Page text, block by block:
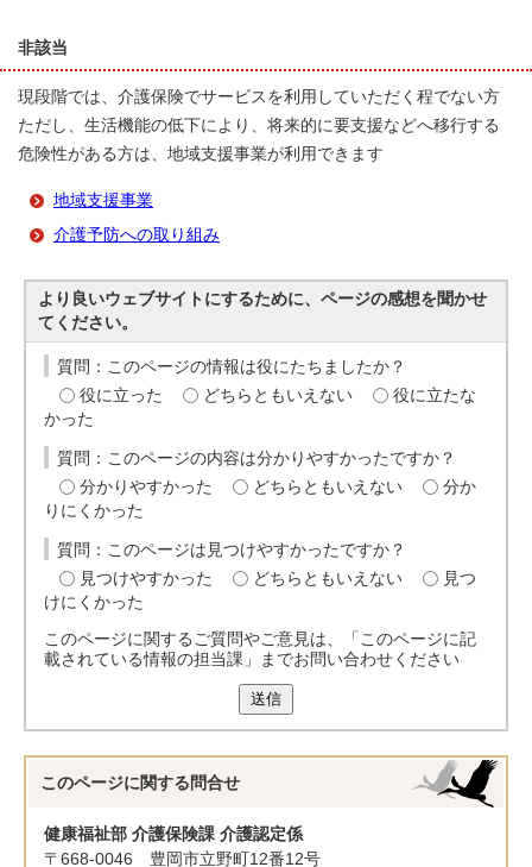
非該当
現段階では、介護保険でサービスを利用していただく程でない方
ただし、生活機能の低下により、将来的に要支援などへ移行する
危険性がある方は、地域支援事業が利用できます
地域支援事業
介護予防への取り組み
より良いウェブサイトにするために、ページの感想を聞かせ
てください。
質問：このページの情報は役にたちましたか？
役に立った
どちらともいえない
役に立たな
かった
質問：このページの内容は分かりやすかったですか？
分かりやすかった
どちらともいえない
分か
りにくかった
質問：このページは見つけやすかったですか？
見つけやすかった
どちらともいえない
見つ
けにくかった
このページに関するご質問やご意見は、「このページに記
載されている情報の担当課」までお問い合わせください
送信
このページに関する 問合せ
健康福祉部 介護保険課 介護認定係
〒668-0046 豊岡市立野町12番12号